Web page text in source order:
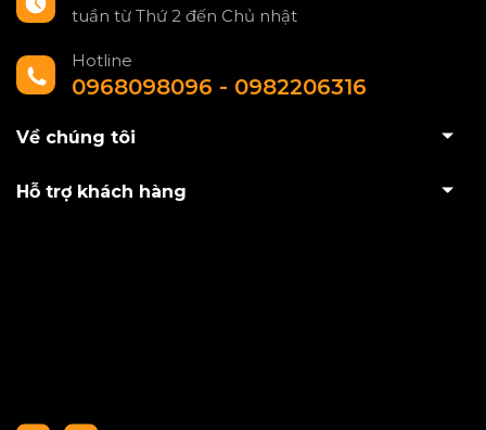
tuần từ Thứ 2 đến Chủ nhật
Hotline
0968098096 - 0982206316
Về chúng tôi
Hỗ trợ khách hàng